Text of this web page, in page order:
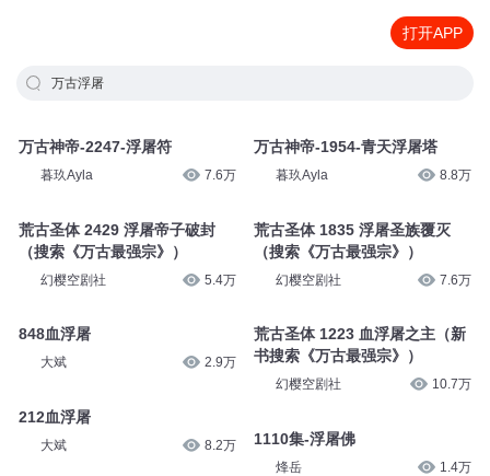
打开APP
万古浮屠
万古神帝-2247-浮屠符
暮玖Ayla 7.6万
荒古圣体 2429 浮屠帝子破封
（搜索《万古最强宗》）
幻樱空剧社 5.4万
848血浮屠
大斌 2.9万
212血浮屠
大斌 8.2万
万古神帝-1954-青天浮屠塔
暮玖Ayla 8.8万
荒古圣体 1835 浮屠圣族覆灭
（搜索《万古最强宗》）
幻樱空剧社 7.6万
荒古圣体 1223 血浮屠之主（新
书搜索《万古最强宗》）
幻樱空剧社 10.7万
1110集-浮屠佛
烽岳 1.4万